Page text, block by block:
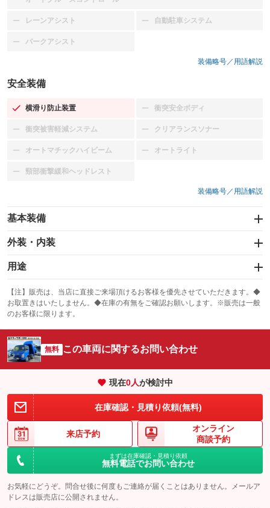
：装備なし
レーンアシスト
：装備なし 自動駐車システム
：装備なし
パークアシスト
：装備なし
装備略号／用語解説
安全装備
横滑り防止装置
：装備あり 衝突安全ボディ
：装備なし
衝突被害軽減システム
：装備なし クリアランスソナー
：装備なし
オートマチックハイビーム
：装備なし オートライト
：装備なし
頸部衝撃緩和ヘッドレスト
：装備なし
装備略号／用語解説
基本装備
エアバッグ：運転席
：装備あり
：装備なし
エアコン
：装備あり Wエアコン
：装備なし
：装備なし ：装備あり
ダウンヒルアシストコントロール
：装備なし
：装備あり ：装備なし
ドライブレコーダー
USB入力端子
：装備なし Bluetooth接続
：装備なし
100V電源 クリーンディーゼル
：装備なし
センターデフロック
：装備なし
ラジコン付き
：装備なし フックイン付き
：装備なし
アームロール
：装備なし
外装・内装
カーナビ
：装備なし
：装備なし
オーディオ
：装備なし
ビジュアル
：装備なし
アルミホイール
：装備なし
革シート ハーフレザーシート
：装備あり ：装備なし
HID(キセノンライト)
：装備なし ポータブルナビ
バックカメラ ETC
：装備なし
エアロ
：装備なし スマートキー
：装備なし
ローダウン ランフラットタイヤ
パワーシート
：装備なし
用途
冷凍（中温 -5℃）
：装備なし 冷凍（低温 -20℃）
：装備なし
冷凍（超低温 -30℃以下）
：装備なし 冷蔵
保冷 低床
全低床（フルフラットロー）
：装備あり 高床
：装備なし
装備略号／用語解説
【注】販売は、当店に直接ご来場頂けるお客様を優先させていただきます。◆
お取置きはいたしません。◆在庫の有無をご確認お願いします。※販売は一般
のお客様に限ります。
無料 この車両に関するお問い合わせ
現在0人が検討中
在庫確認・見積り依頼(無料)
来店予約
オンライン
商談予約
まずは在庫確認・見積り依頼
無料電話でお問い合わせ
お気軽にどうぞ。問合せ後に何度もご連絡が届くことはありません。メールア
ドレスは販売店に公開されません。